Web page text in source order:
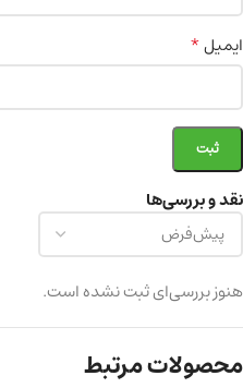
نقد و بررسی‌ها
هنوز بررسی‌ای ثبت نشده است.
ایمیل*
محصولات مرتبط